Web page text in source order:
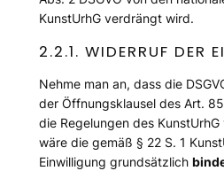
KunstUrhG verdrängt wird.
2.2.1. WIDERRUF DER
Nehme man an, dass die
der Öffnungsklausel des Art.
die Regelungen des
wäre die gemäß § 22 S. 1
Einwilligung grundsätzlich